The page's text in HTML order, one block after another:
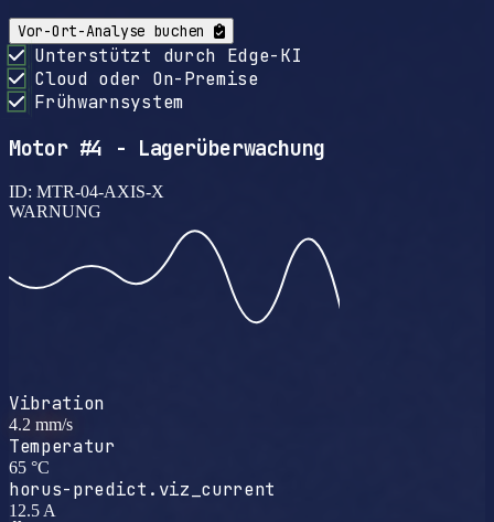
Vor-Ort-Analyse buchen
Unterstützt durch Edge-KI
Cloud oder On-Premise
Frühwarnsystem
Motor #4 - Lagerüberwachung
ID: MTR-04-AXIS-X
WARNUNG
Vibration
4.2 mm/s
Temperatur
65 °C
horus-predict.viz_current
12.5 A